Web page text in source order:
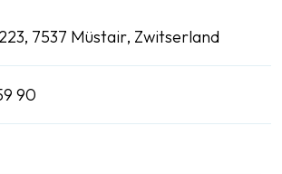
7537 Müstair, Zwitserland
90